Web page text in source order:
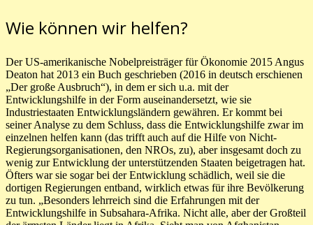
Wie können wir helfen?
Der US-amerikanische Nobelpreisträger für Ökonomie 2015 Angus
Deaton hat 2013 ein Buch geschrieben (2016 in deutsch erschienen
„Der große Ausbruch“), in dem er sich u.a. mit der
Entwicklungshilfe in der Form auseinandersetzt, wie sie
Industriestaaten Entwicklungsländern gewähren. Er kommt bei
seiner Analyse zu dem Schluss, dass die Entwicklungshilfe zwar im
einzelnen helfen kann (das trifft auch auf die Hilfe von Nicht-
Regierungsorganisationen, den NROs, zu), aber insgesamt doch zu
wenig zur Entwicklung der unterstützenden Staaten beigetragen hat.
Öfters war sie sogar bei der Entwicklung schädlich, weil sie die
dortigen Regierungen entband, wirklich etwas für ihre Bevölkerung
zu tun. „Besonders lehrreich sind die Erfahrungen mit der
Entwicklungshilfe in Subsahara-Afrika. Nicht alle, aber der Großteil